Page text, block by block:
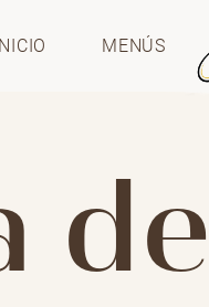
MENÚS